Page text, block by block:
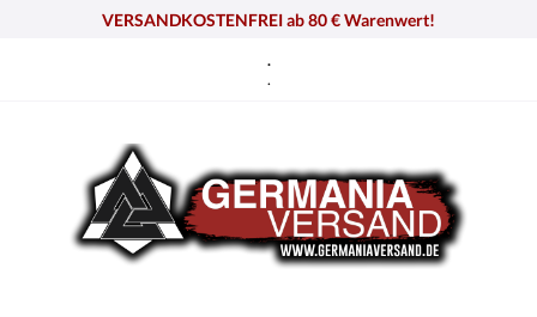
VERSANDKOSTENFREI ab 80 € Warenwert!
.
.